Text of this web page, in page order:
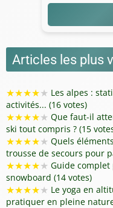
Articles les plus
★★★★★ Les alpes :
activités... (16 votes)
★★★★★ Que faut-il
ski tout compris ? (15
★★★★★ Quels
trousse de secours pour
★★★★★ Guide
snowboard (14 votes)
★★★★★ Le yoga en
pratiquer en pleine